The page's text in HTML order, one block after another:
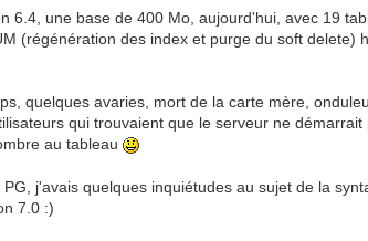
6.4, une base de 400 Mo, aujourd'hui, avec 19
(régénération des index et purge du soft delete)
quelques avaries, mort de la carte mère,
qui trouvaient que le serveur ne
au tableau
j'avais quelques inquiétudes au sujet de la
7.0 :)